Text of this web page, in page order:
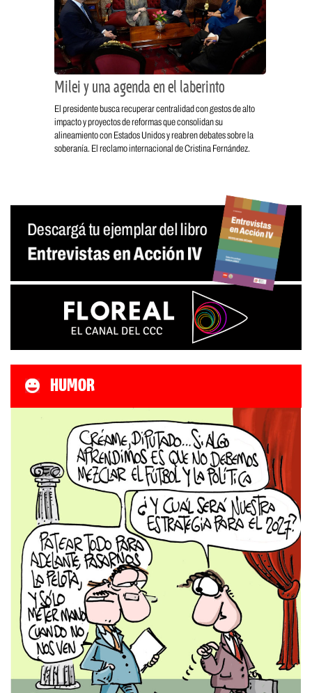
Milei y una agenda en el laberinto
El presidente busca recuperar centralidad con gestos de alto
impacto y proyectos de reformas que consolidan su
alineamiento con Estados Unidos y reabren debates sobre la
soberanía. El reclamo internacional de Cristina Fernández.
HUMOR